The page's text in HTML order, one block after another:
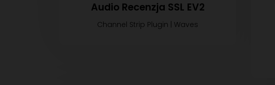
Audio Recenzja SSL EV2
Channel Strip Plugin | Waves